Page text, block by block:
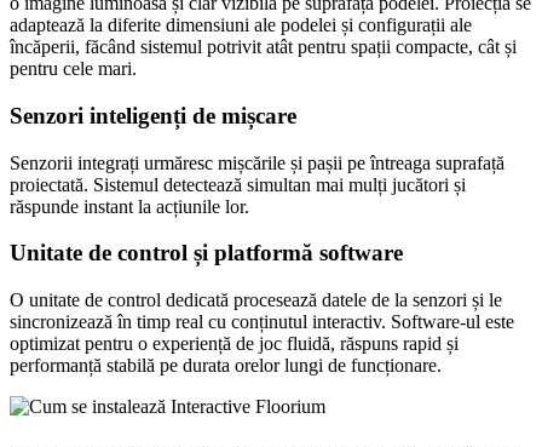
adaptează la diferite dimensiuni ale podelei și configurații ale
încăperii, făcând sistemul potrivit atât pentru spații compacte, cât și
pentru cele mari.
Senzori inteligenți de mișcare
Senzorii integrați urmăresc mișcările și pașii pe întreaga suprafață
proiectată. Sistemul detectează simultan mai mulți jucători și
răspunde instant la acțiunile lor.
Unitate de control și platformă software
O unitate de control dedicată procesează datele de la senzori și le
sincronizează în timp real cu conținutul interactiv. Software-ul este
optimizat pentru o experiență de joc fluidă, răspuns rapid și
performanță stabilă pe durata orelor lungi de funcționare.